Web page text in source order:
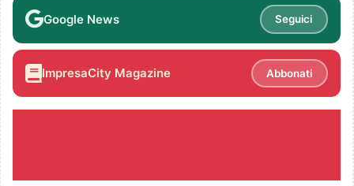
Google News Seguici
ImpresaCity Magazine Abbonati